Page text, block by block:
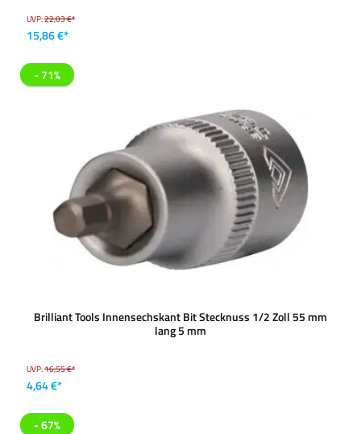
UVP:22,03 €*
15,86 €*
- 71%
Brilliant Tools Innensechskant Bit Stecknuss 1/2 Zoll 55 mm
lang 5 mm
UVP:16,55 €*
4,64 €*
- 67%